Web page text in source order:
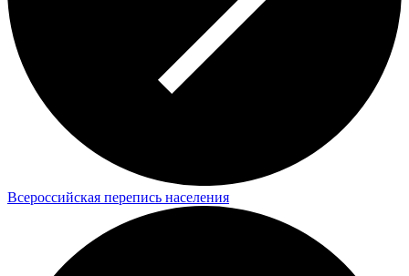
Всероссийская перепись населения